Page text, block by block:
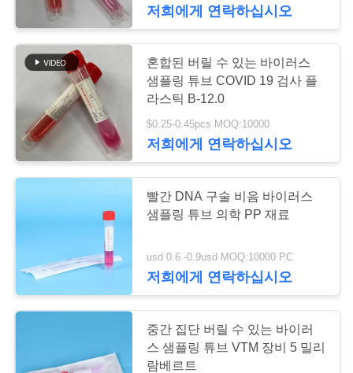
리
여
공
장
여
행
진공 혈액 수집 관
52
비 진공 혈액 수집 관
25
저희에게 연락하십시오
혼합된 버릴 수 있는 바이러스
샘플링 튜브 COVID 19 검사 플
라스틱 B-12.0
$0.25-0.45pcs MOQ:10000
저희에게 연락하십시오
빨간 DNA 구술 비음 바이러스
샘플링 튜브 의학 PP 재료
usd 0.6 -0.9usd MOQ:10000 PC
저희에게 연락하십시오
중간 집단 버릴 수 있는 바이러
스 샘플링 튜브 VTM 장비 5 밀리
람베르트